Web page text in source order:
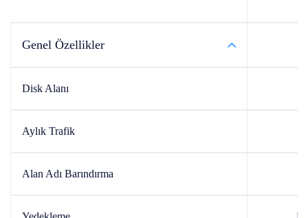
Genel Özellikler
Disk Alanı
Aylık Trafik
Alan Adı Barındırma